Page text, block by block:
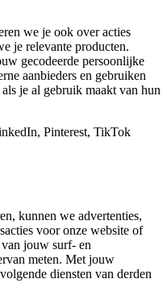
we je ook over acties
je relevante producten.
gecodeerde persoonlijke
aanbieders en gebruiken
je al gebruik maakt van hun
Pinterest, TikTok
kunnen we advertenties,
voor onze website of
jouw surf- en
meten. Met jouw
diensten van derden